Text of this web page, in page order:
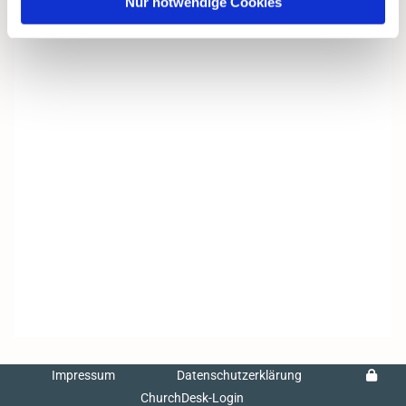
Impressum
Datenschutzerklärung
ChurchDesk-Login